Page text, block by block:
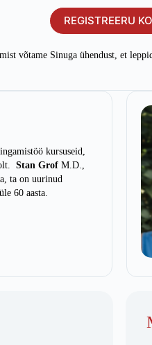
REGISTREERU
võtame Sinuga ühendust, et
kursuseid,
Stan Grof M.D.,
ta on uurinud
60 aasta.